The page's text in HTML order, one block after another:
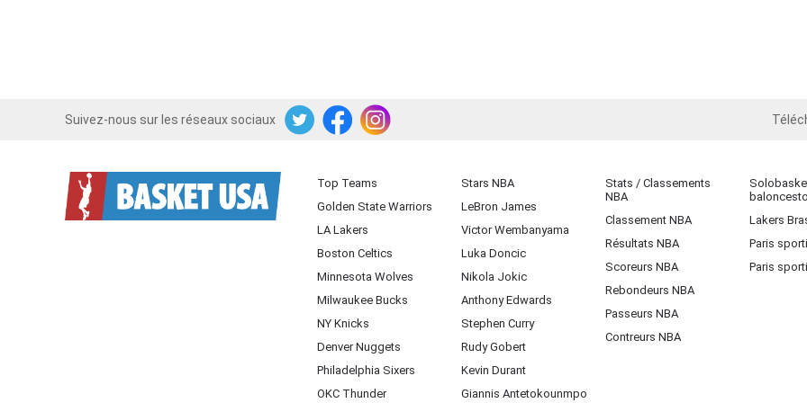
Suivez-nous sur les réseaux sociaux
TwitterFacebookInstagram iOS
Top Teams
Golden State Warriors
LA Lakers
Boston Celtics
Minnesota Wolves
Milwaukee Bucks
NY Knicks
Denver Nuggets
Philadelphia Sixers
OKC Thunder
Stars NBA
LeBron James
Victor Wembanyama
Luka Doncic
Nikola Jokic
Anthony Edwards
Stephen Curry
Rudy Gobert
Kevin Durant
Giannis Antetokounmpo
Stats / Classements
NBA
Classement NBA
Résultats NBA
Scoreurs NBA
Rebondeurs NBA
Passeurs NBA
Contreurs NBA
Lakers
Paris
Paris